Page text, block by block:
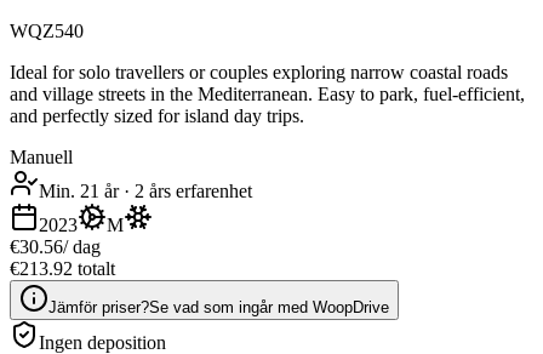
WQZ540
Ideal for solo travellers or couples exploring narrow coastal roads
and village streets in the Mediterranean. Easy to park, fuel-efficient,
and perfectly sized for island day trips.
Manuell
Min. 21 år· 2 års erfarenhet
2023
M
€30.56/ dag
€213.92 totalt
Jämför priser?Se vad som ingår med WoopDrive
Ingen deposition